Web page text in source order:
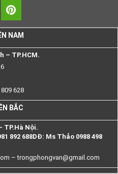
NAM
– TP.HCM.
628
BẮC
TP.Hà Nội.
892 688DĐ: Ms Thảo 0988 498
–trongphongvan@gmail.com